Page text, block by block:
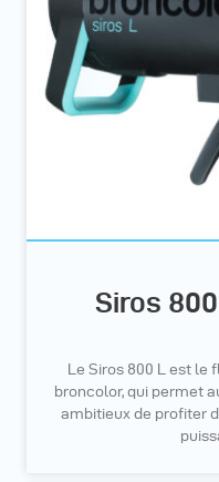
Siros
Le Siros 800 L est le
broncolor, qui permet
ambitieux de profiter